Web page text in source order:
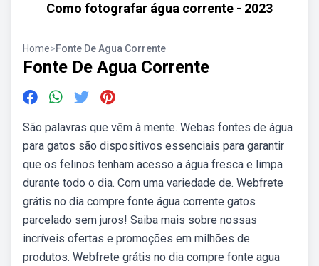
Como fotografar água corrente - 2023
Home>Fonte De Agua Corrente
Fonte De Agua Corrente
São palavras que vêm à mente. Webas fontes de água
para gatos são dispositivos essenciais para garantir
que os felinos tenham acesso a água fresca e limpa
durante todo o dia. Com uma variedade de. Webfrete
grátis no dia compre fonte água corrente gatos
parcelado sem juros! Saiba mais sobre nossas
incríveis ofertas e promoções em milhões de
produtos. Webfrete grátis no dia compre fonte agua